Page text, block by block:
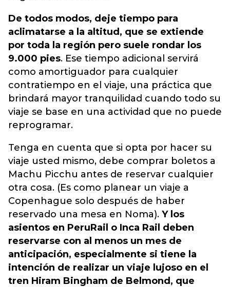
De todos modos, deje tiempo para
aclimatarse a la altitud, que se extiende
por toda la región pero suele rondar los
9.000 pies. Ese tiempo adicional servirá
como amortiguador para cualquier
contratiempo en el viaje, una práctica que
brindará mayor tranquilidad cuando todo su
viaje se base en una actividad que no puede
reprogramar.
Tenga en cuenta que si opta por hacer su
viaje usted mismo, debe comprar boletos a
Machu Picchu antes de reservar cualquier
otra cosa. (Es como planear un viaje a
Copenhague solo después de haber
reservado una mesa en Noma). Y los
asientos en PeruRail o Inca Rail deben
reservarse con al menos un mes de
anticipación, especialmente si tiene la
intención de realizar un viaje lujoso en el
tren Hiram Bingham de Belmond, que